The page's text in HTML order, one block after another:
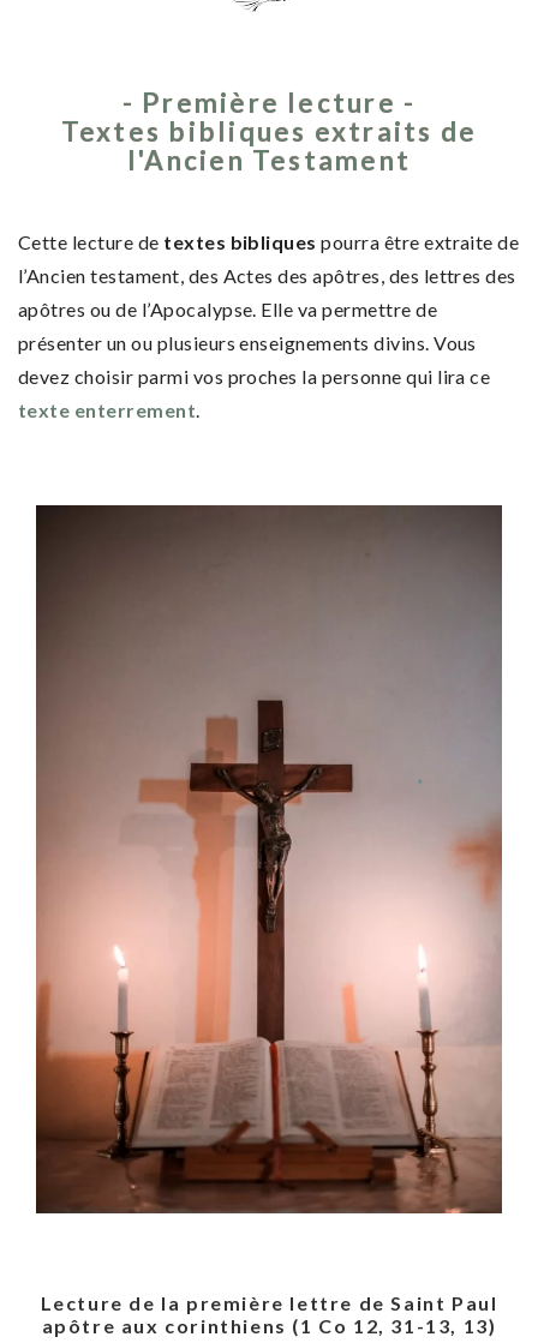
- Première lecture -
Textes bibliques extraits de
l'Ancien Testament
Cette lecture de textes bibliques pourra être extraite de
l’Ancien testament, des Actes des apôtres, des lettres des
apôtres ou de l’Apocalypse. Elle va permettre de
présenter un ou plusieurs enseignements divins. Vous
devez choisir parmi vos proches la personne qui lira ce
texte enterrement
Lecture de la première lettre de Saint Paul
apôtre aux corinthiens (1 Co 12, 31-13, 13)